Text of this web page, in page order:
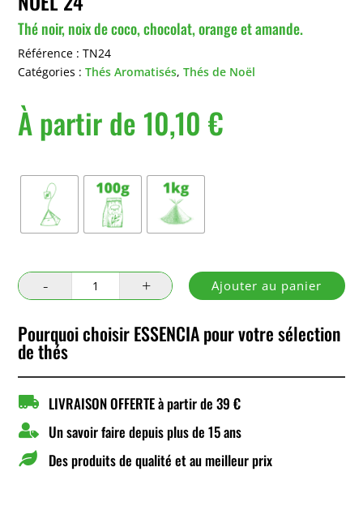
Thé noir, noix de coco, chocolat, orange et amande.
Référence :TN24
Catégories :Thés Aromatisés,Thés de Noël
À partir de 10,10€
quantité
de
24
Ajouter au panier
Pourquoi choisir ESSENCIA pour votre sélection
de thés
 LIVRAISON OFFERTE à partir de 39 €
 Un savoir faire depuis plus de 15 ans
 Des produits de qualité et au meilleur prix